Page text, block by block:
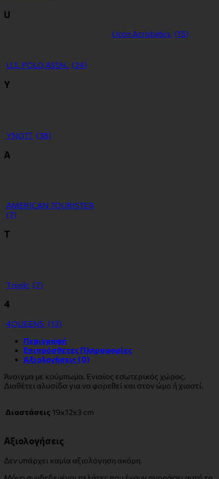
U
U.S. POLO ASSN. (24)
Ucon Acrobatics (15)
Y
YNOT? (38)
Α
ΑMERICAN TOURISTER
(7)
Τ
Τrunki (7)
4
4QUEENS (13)
Περιγραφή
Επιπρόσθετες Πληροφορίες
Αξιολογήσεις (0)
Άνοιγμα με κούμπωμα. Ενιαίος εσωτερικός χώρος.
Διαθέτει αλυσίδα για να φορεθεί και στον ώμο ή χιαστί.
Διαστάσεις 19x12x3 cm
Αξιολογήσεις
Δεν υπάρχει καμία αξιολόγηση ακόμη.
Μόνο συνδεδεμένοι πελάτες που έχουν αγοράσει αυτό το